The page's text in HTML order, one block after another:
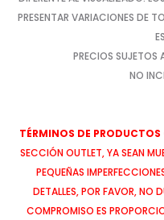
PRESENTAR VARIACIONES DE
PRECIOS SUJETOS
NO
TÉRMINOS DE PRODUCTOS
SECCIÓN OUTLET, YA SEAN
PEQUEÑAS
DETALLES, POR FAVOR, NO
COMPROMISO ES